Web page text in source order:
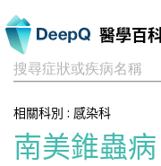
醫學百
搜尋症狀或疾病名稱
相關科別 : 感染科
南美錐蟲病